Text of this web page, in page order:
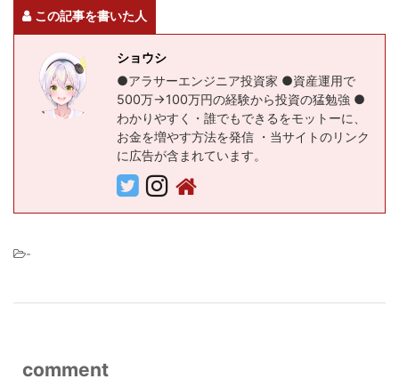
この記事を書いた人
ショウシ
●アラサーエンジニア投資家 ●資産運用で
500万→100万円の経験から投資の猛勉強 ●
わかりやすく・誰でもできるをモットーに、
お金を増やす方法を発信 ・当サイトのリンク
に広告が含まれています。
-
comment